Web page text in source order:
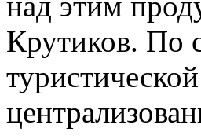
Крутиков. По